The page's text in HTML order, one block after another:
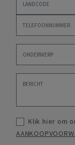
Klik hier om